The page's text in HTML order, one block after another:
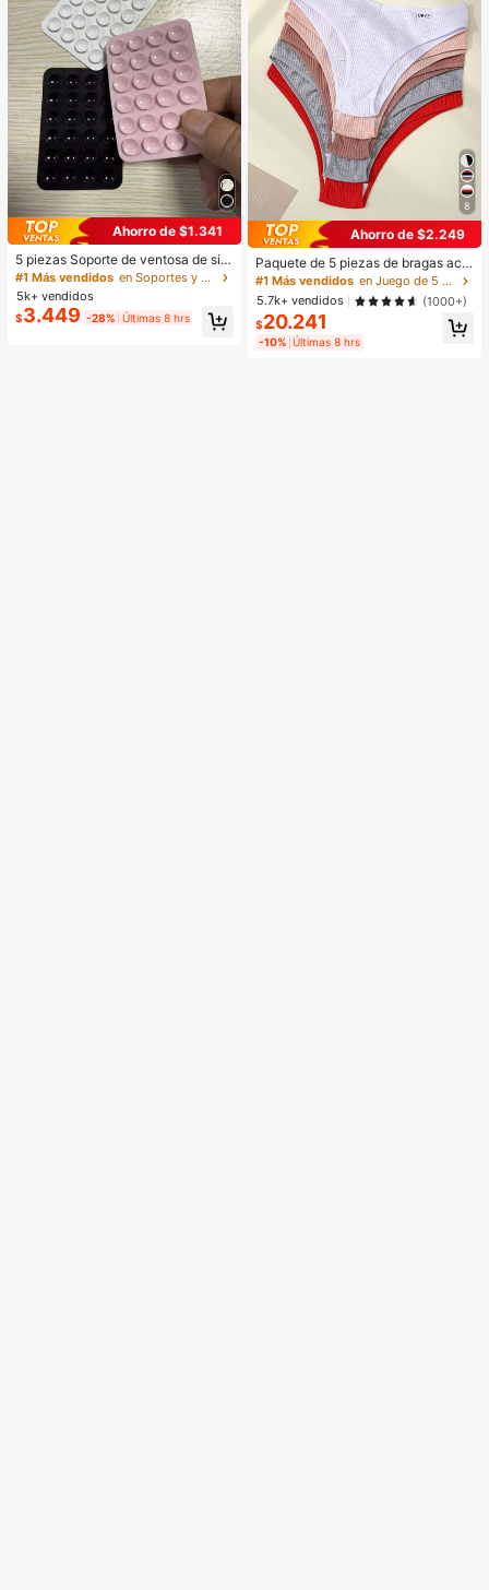
Ahorro de $1.341
5 piezas Soporte de ventosa de sili
cona para teléfono, Soporte de ven
tosa para teléfono, Soporte adhesiv
o para teléfono, Soporte adhesivo p
ara teléfono (Antes de usar, limpie c
uidadosamente la superficie para a
#1 Más vendidos
en Soportes y accesorios
5k+ vendidos
$3.449 -28% Últimas 8 hrs
8
Ahorro de $2.249
Paquete de 5 piezas de bragas aca
naladas para mujer, de alta elasticid
ad, unicolor con diseño de letras, ci
ntura baja, para uso diario
#1 Más vendidos
en Juego de 5 piezas Calzoncillos de mujer
5.7k+ vendidos
(1000+)
$20.241
-10% Últimas 8 hrs